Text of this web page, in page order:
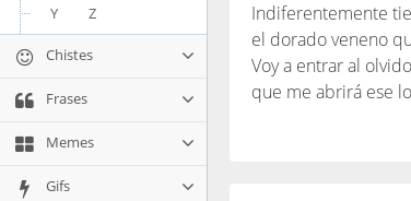
Y
Z
Chistes
Frases
Memes
Gifs
Indiferentemente
el dorado veneno
Voy a entrar al
que me abrirá ese